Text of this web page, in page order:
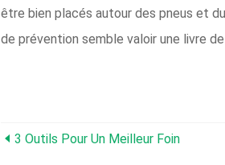
être bien placés autour des pneus et
de prévention semble valoir une livre
3 Outils Pour Un Meilleur Foin